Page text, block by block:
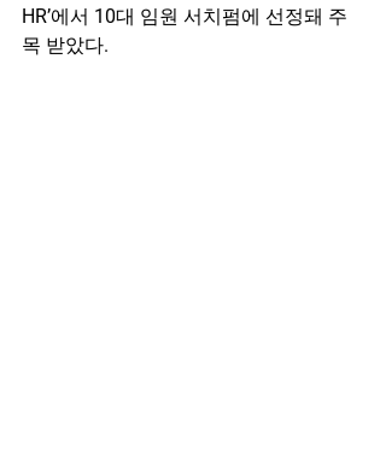
HR’에서 10대 임원 서치펌에 선정돼 주
목 받았다.